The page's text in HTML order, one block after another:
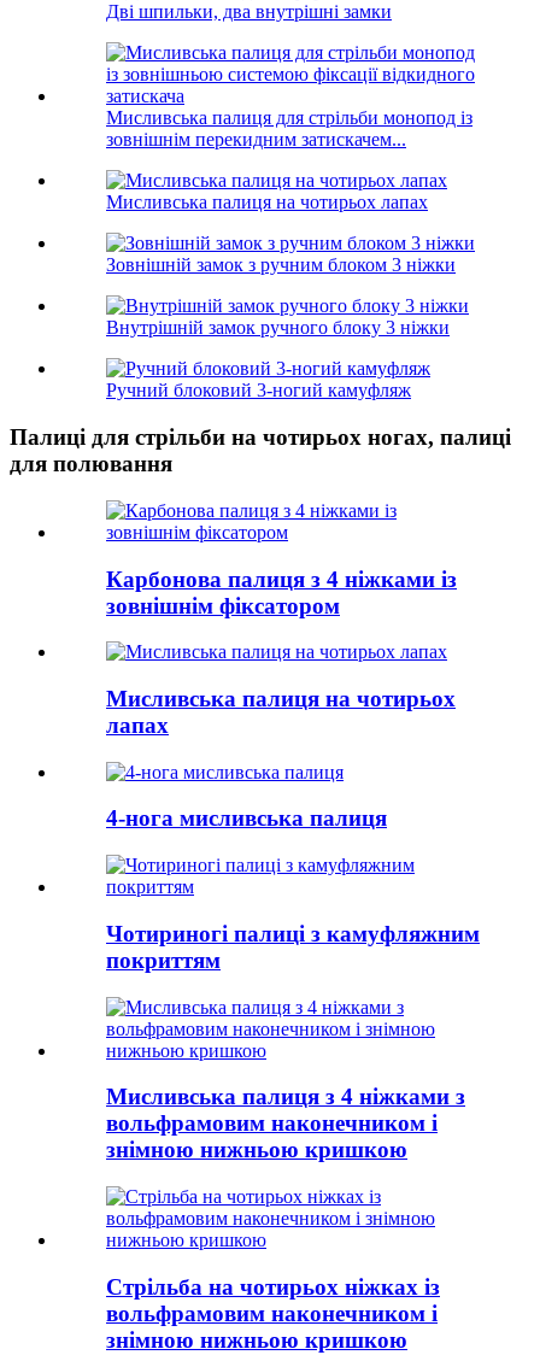
Дві шпильки, два внутрішні замки
Мисливська палиця для стрільби монопод із
зовнішнім перекидним затискачем...
Мисливська палиця на чотирьох лапах
Зовнішній замок з ручним блоком 3 ніжки
Внутрішній замок ручного блоку 3 ніжки
Ручний блоковий 3-ногий камуфляж
Палиці для стрільби на чотирьох ногах, палиці
для полювання
Карбонова палиця з 4 ніжками із
зовнішнім фіксатором
Мисливська палиця на чотирьох
лапах
4-нога мисливська палиця
Чотириногі палиці з камуфляжним
покриттям
Мисливська палиця з 4 ніжками з
вольфрамовим наконечником і
знімною нижньою кришкою
Стрільба на чотирьох ніжках із
вольфрамовим наконечником і
знімною нижньою кришкою